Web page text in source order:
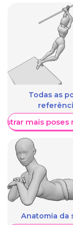
Todas as
mais poses
Anatomia da